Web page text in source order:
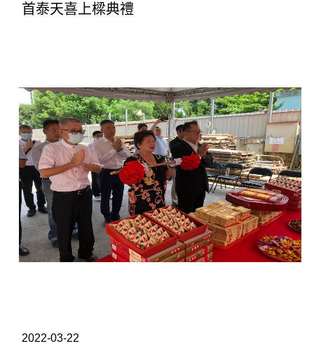
首泰天喜上樑典禮
2022-03-22